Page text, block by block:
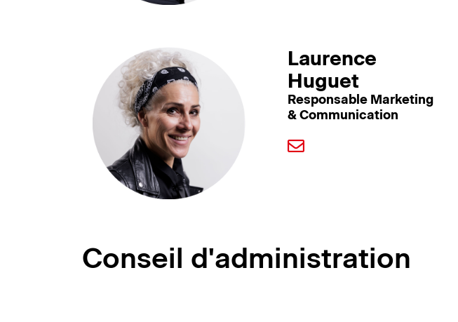
Laurence
Huguet
Responsable Marketing
& Communication
Conseil d'administration